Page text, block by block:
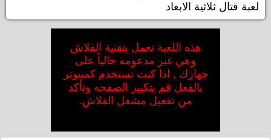
لعبة قتال ثلاثية الابعاد
هذه اللعبة تعمل بتقنية الفلاش
وهي غير مدعومه حالياً على
جهازك , اذا كنت تستخدم كمبيوتر
بالفعل قم بتكبير الصفحه وتأكد
من تفعيل مشغل الفلاش.